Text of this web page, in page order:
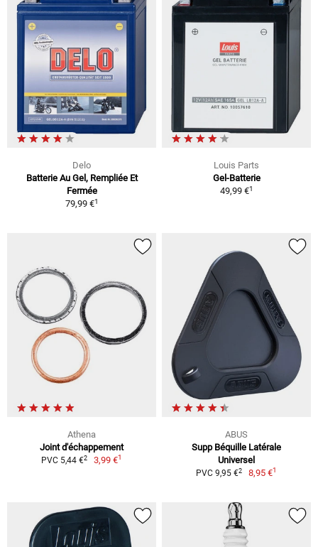
Delo
Batterie Au Gel, Rempliée Et
Fermée
79,99 €1
Louis Parts
Gel-Batterie
49,99 €1
Athena
Joint d'échappement
PVC 5,44 €2 3,99 €1
ABUS
Supp Béquille Latérale
Universel
PVC 9,95 €2 8,95 €1